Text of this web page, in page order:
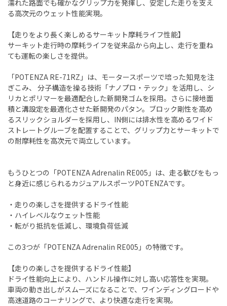
濡れた路面でも確かなグリップ力を発揮し、安定した走りを支え
る高次元のウェット性能実現。
【走りをより長く楽しめるサーキット摩耗ライフ性能】
サーキット走行時の摩耗ライフを従来品から向上し、走行を重ね
ても運転の楽しさを提供。
「POTENZA RE-71RZ」は、モータースポーツで培った知見を注
ぎこみ、 分子構造を操る技術「ナノプロ・テック」を活用し、シ
リカとポリマーを最適配合した新開発ゴムを採用。さらに接地面
積と溝設定を最適化させた新開発のパタン。ブロック剛性を高め
るスリックショルダーを採用し、IN側には排水性を高めるワイド
ストレートグルーブを配置することで、グリップ力とサーキットで
の耐摩耗性を高次元で両立しています。
もうひとつの「POTENZA Adrenalin RE005」は、走る歓びをもっ
と身近に感じられるカジュアルスポーツPOTENZAです。
・走りの楽しさを提供するドライ性能
・ハイレベルなウェット性能
・転がり抵抗を低減し、環境負荷低減
この3つが「POTENZA Adrenalin RE005」の特徴です。
【走りの楽しさを提供するドライ性能】
ドライ性能向上により、ハンドル操作に対し高い応答性を実現。
車両の動き出しがスムーズになることで、ワインディングロードや
高速道路のコーナリングで、より快適な走行を実現。